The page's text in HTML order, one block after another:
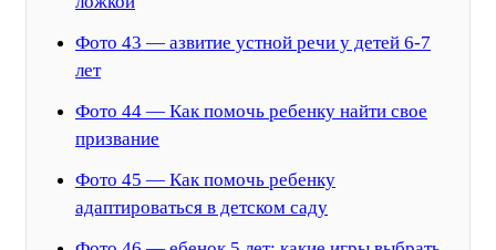
Фото 43 — азвитие устной речи у детей 6-7
лет
Фото 44 — Как помочь ребенку найти свое
призвание
Фото 45 — Как помочь ребенку
адаптироваться в детском саду